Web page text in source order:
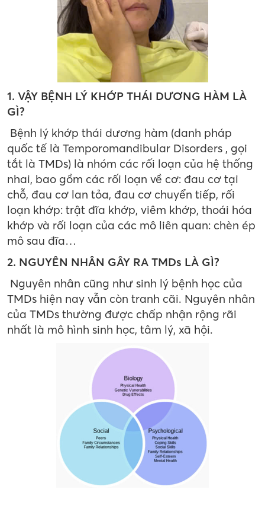
1. VẬY BỆNH LÝ KHỚP THÁI DƯƠNG HÀM LÀ
GÌ?
Bệnh lý khớp thái dương hàm (danh pháp
quốc tế là Temporomandibular Disorders , gọi
tắt là TMDs) là nhóm các rối loạn của hệ thống
nhai, bao gồm các rối loạn về cơ: đau cơ tại
chỗ, đau cơ lan tỏa, đau cơ chuyển tiếp, rối
loạn khớp: trật đĩa khớp, viêm khớp, thoái hóa
khớp và rối loạn của các mô liên quan: chèn ép
mô sau đĩa…
2. NGUYÊN NHÂN GÂY RA TMDs LÀ GÌ?
Nguyên nhân cũng như sinh lý bệnh học của
TMDs hiện nay vẫn còn tranh cãi. Nguyên nhân
của TMDs thường được chấp nhận rộng rãi
nhất là mô hình sinh học, tâm lý, xã hội.